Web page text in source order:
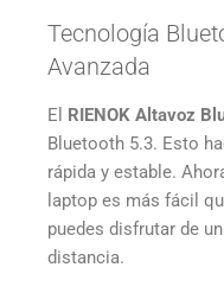
Tecnología
Avanzada
El RIENOK Altavoz
Bluetooth 5.3. Esto
rápida y estable.
laptop es más fácil
puedes disfrutar de
distancia.